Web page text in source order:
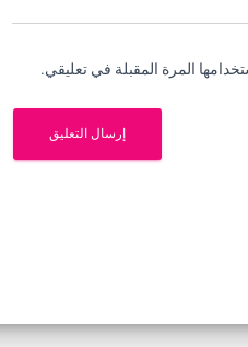
المرة المقبلة في تعليقي.